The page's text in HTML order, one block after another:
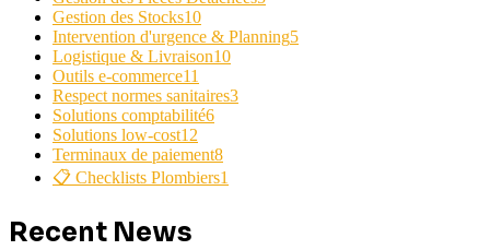
Gestion des Stocks10
Intervention d'urgence & Planning5
Logistique & Livraison10
Outils e-commerce11
Respect normes sanitaires3
Solutions comptabilité6
Solutions low-cost12
Terminaux de paiement8
📋 Checklists Plombiers1
Recent News